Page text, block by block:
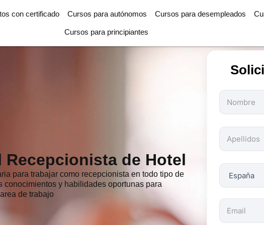
con certificado Cursos para autónomos Cursos para desempleados
Cursos para principiantes
de Hotel
para trabajar como recepcionista en todo tipo de
y habilidades oportunas para
de trabajo
Todos
los
son